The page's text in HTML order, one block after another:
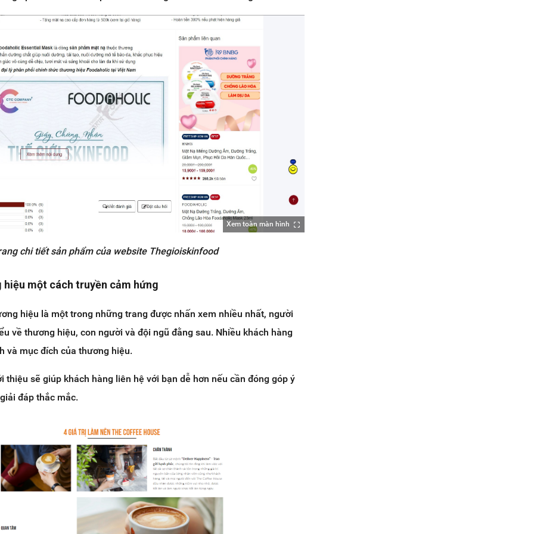
Xem toàn màn hình
chi tiết sản phẩm của website Thegioiskinfood
hiệu một cách truyền cảm hứng
hiệu là một trong những trang được nhấn xem nhiều nhất, người
về thương hiệu, con người và đội ngũ đằng sau. Nhiều khách hàng
và mục đích của thương hiệu.
thiệu sẽ giúp khách hàng liên hệ với bạn dễ hơn nếu cần đóng góp ý
đáp thắc mắc.